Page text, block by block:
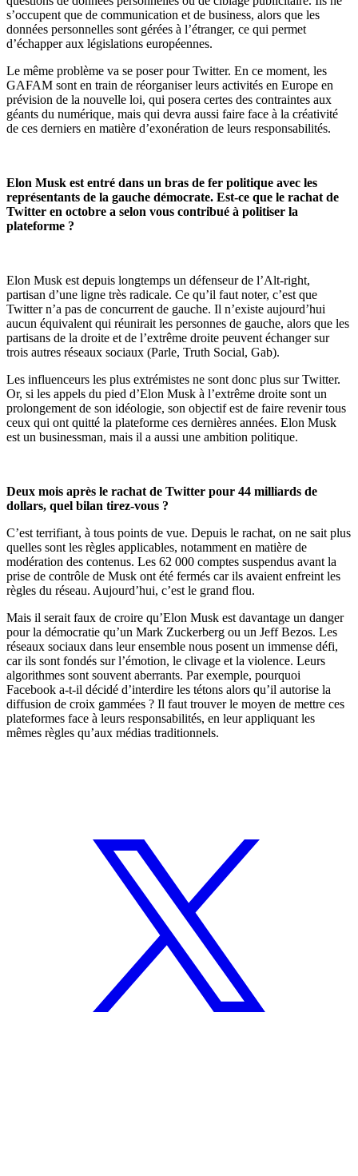
s’occupent que de communication et de business, alors que les
données personnelles sont gérées à l’étranger, ce qui permet
d’échapper aux législations européennes.
Le même problème va se poser pour Twitter. En ce moment, les
GAFAM sont en train de réorganiser leurs activités en Europe en
prévision de la nouvelle loi, qui posera certes des contraintes aux
géants du numérique, mais qui devra aussi faire face à la créativité
de ces derniers en matière d’exonération de leurs responsabilités.
Elon Musk est entré dans un bras de fer politique avec les
représentants de la gauche démocrate. Est-ce que le rachat de
Twitter en octobre a selon vous contribué à politiser la
plateforme ?
Elon Musk est depuis longtemps un défenseur de l’Alt-right,
partisan d’une ligne très radicale. Ce qu’il faut noter, c’est que
Twitter n’a pas de concurrent de gauche. Il n’existe aujourd’hui
aucun équivalent qui réunirait les personnes de gauche, alors que les
partisans de la droite et de l’extrême droite peuvent échanger sur
trois autres réseaux sociaux (Parle, Truth Social, Gab).
Les influenceurs les plus extrémistes ne sont donc plus sur Twitter.
Or, si les appels du pied d’Elon Musk à l’extrême droite sont un
prolongement de son idéologie, son objectif est de faire revenir tous
ceux qui ont quitté la plateforme ces dernières années. Elon Musk
est un businessman, mais il a aussi une ambition politique.
Deux mois après le rachat de Twitter pour 44 milliards de
dollars, quel bilan tirez-vous ?
C’est terrifiant, à tous points de vue. Depuis le rachat, on ne sait plus
quelles sont les règles applicables, notamment en matière de
modération des contenus. Les 62 000 comptes suspendus avant la
prise de contrôle de Musk ont été fermés car ils avaient enfreint les
règles du réseau. Aujourd’hui, c’est le grand flou.
Mais il serait faux de croire qu’Elon Musk est davantage un danger
pour la démocratie qu’un Mark Zuckerberg ou un Jeff Bezos. Les
réseaux sociaux dans leur ensemble nous posent un immense défi,
car ils sont fondés sur l’émotion, le clivage et la violence. Leurs
algorithmes sont souvent aberrants. Par exemple, pourquoi
Facebook a-t-il décidé d’interdire les tétons alors qu’il autorise la
diffusion de croix gammées ? Il faut trouver le moyen de mettre ces
plateformes face à leurs responsabilités, en leur appliquant les
mêmes règles qu’aux médias traditionnels.